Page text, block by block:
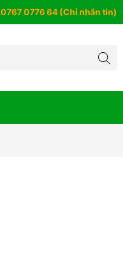
0767 0776 64 (Chỉ nhắn tin)